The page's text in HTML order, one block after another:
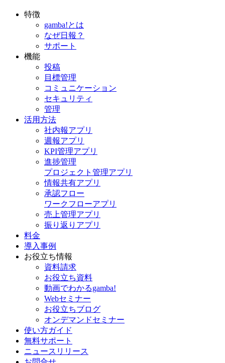
特徴
gamba!とは
なぜ日報？
サポート
機能
投稿
目標管理
コミュニケーション
セキュリティ
管理
活用方法
社内報アプリ
週報アプリ
KPI管理アプリ
進捗管理
プロジェクト管理アプリ
情報共有アプリ
承認フロー
ワークフローアプリ
売上管理アプリ
振り返りアプリ
料金
導入事例
お役立ち情報
資料請求
お役立ち資料
動画でわかるgamba!
Webセミナー
お役立ちブログ
オンデマンドセミナー
使い方ガイド
無料サポート
ニュースリリース